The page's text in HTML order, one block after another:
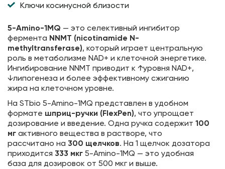
Ключи косинусной близости
5-Amino-1MQ — это селективный ингибитор
фермента NNMT (nicotinamide N-
methyltransferase), который играет центральную
роль в метаболизме NAD+ и клеточной энергетике.
Ингибирование NNMT приводит к ↑уровня NAD+,
↓липогенеза и более эффективному сжиганию
жира на клеточном уровне.
На STbio 5-Amino-1MQ представлен в удобном
формате шприц-ручки (FlexPen), что упрощает
дозирование и введение. Одна ручка содержит 100
мг активного вещества в растворе, что
рассчитано на 300 щелчков. На 1 щелчок дозатора
приходится 333 мкг 5-Amino-1MQ — это удобная
база для дозировок от 500 мкг и выше.